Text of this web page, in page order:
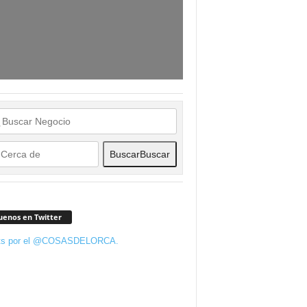
BuscarBuscar
en Twitter
por el @COSASDELORCA.